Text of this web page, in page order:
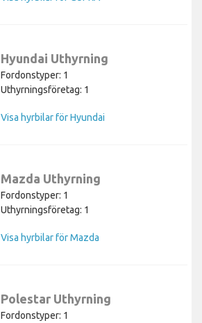
Hyundai Uthyrning
Fordonstyper: 1
Uthyrningsföretag: 1
Visa hyrbilar för Hyundai
Mazda Uthyrning
Fordonstyper: 1
Uthyrningsföretag: 1
Visa hyrbilar för Mazda
Polestar Uthyrning
Fordonstyper: 1